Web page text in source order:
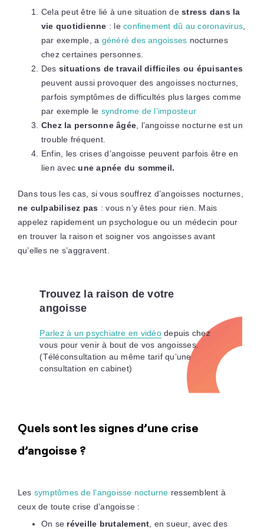
Cela peut être lié à une situation destress dans la
vie quotidienne : leconfinement dû au coronavirus
par exemple, a généré des angoisses nocturnes
chez certaines personnes.
Des situations de travail difficiles ou épuisantes
peuvent aussi provoquer des angoisses nocturnes,
parfois symptômes de difficultés plus larges comme
par exemple le syndrome de l’imposteur
Chez la personne âgée , l’angoisse nocturne est un
trouble fréquent.
Enfin, les crises d’angoisse peuvent parfois être en
lien avecune apnée du sommeil.
Dans tous les cas, si vous souffrez d’angoisses nocturnes,
ne culpabilisez pas : vous n’y êtes pour rien. Mais
appelez rapidement un psychologue ou un médecin pour
en trouver la raison et soigner vos angoisses avant
qu’elles ne s’aggravent.
Trouvez la raison de votre
angoisse
Parlez à un psychiatre en vidéodepuis chez
vous pour venir à bout de vos angoisses.
(Téléconsultation au même tarif qu’une
consultation en cabinet)
Quels sont les signes d’une crise
d’angoisse ?
Les symptômes de l’angoisse nocturne ressemblent à
ceux de toute crise d’angoisse :
On se réveille brutalement , en sueur, avec des